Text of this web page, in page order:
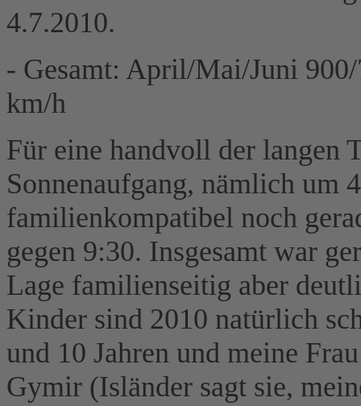
4.7.2010.
- Gesamt: April/Mai/Juni
km/h
Für eine handvoll der langen
Sonnenaufgang, nämlich um
familienkompatibel noch
gegen 9:30. Insgesamt war
Lage familienseitig aber
Kinder sind 2010 natürlich
und 10 Jahren und meine
Gymir (Isländer sagt sie,